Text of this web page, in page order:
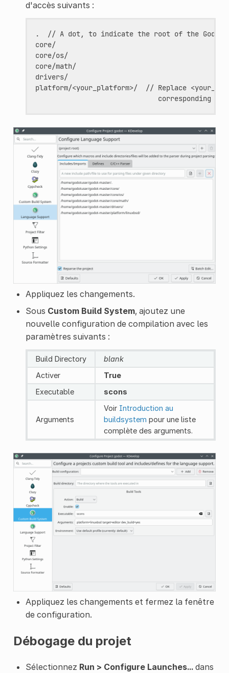
d'accès suivants :
.  // A dot, to indicate the root of the Godot
core/
core/os/
core/math/
drivers/
platform/<your_platform>/  // Replace
Appliquez les changements.
Sous Custom Build System, ajoutez une
nouvelle configuration de compilation avec les
paramètres suivants :
Build Directory
blank
Activer
True
Executable
scons
Arguments
Voir Introduction au
buildsystem pour une liste
complète des arguments.
Appliquez les changements et fermez la fenêtre
de configuration.
Débogage du projet
Sélectionnez Run > Configure Launches...dans